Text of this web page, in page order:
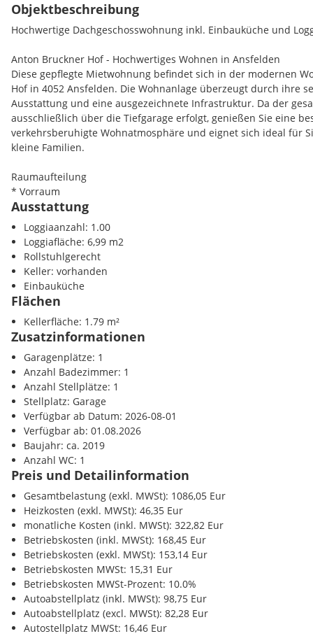
Objektbeschreibung
Hochwertige Dachgeschosswohnung inkl. Einbauküche und
Anton Bruckner Hof - Hochwertiges Wohnen in Ansfelden
Diese gepflegte Mietwohnung befindet sich in der modernen
Hof in 4052 Ansfelden. Die Wohnanlage überzeugt durch ihre
Ausstattung und eine ausgezeichnete Infrastruktur. Da der
ausschließlich über die Tiefgarage erfolgt, genießen Sie eine
verkehrsberuhigte Wohnatmosphäre und eignet sich ideal für
kleine Familien.
Raumaufteilung
* Vorraum
* Wohn-Essbereich
* Moderne HAKA-Einbauküche
* Schlafzimmer
* Badezimmer mit WC
* Abstellraum
* Loggia mit 6,99 m²
Zubehör
* Kellerabteil (ca. 1,79 m²)
* 1 Tiefgaragenabstellplatz
Ausstattung
* Moderne HAKA-Einbauküche
* Fußbodenheizung mit Kühlfunktion
* Hochwertiger Eichenparkettboden
* Feinsteinzeug in Küche, Bad und Vorraum
* Integrierte Raffstores
* Wohnraumlüftung
* Loggia
* Tiefgaragenabstellplatz
* Kellerabteil
Lage
Die Wohnung befindet sich in einer besonders ruhigen
Ansfelden, unweit des Anton-Bruckner-Centers. Großzügige
verkehrsfreier Innenhof sorgen für ein entspanntes
Ärzte, Schulen sowie öffentliche Verkehrsmittel sind bequem
Wels und Steyr erreichen Sie in nur etwa 10 bis 20 Minuten.
Ausstattung
Loggiaanzahl: 1.00
Loggiafläche: 6,99 m2
Rollstuhlgerecht
Keller: vorhanden
Einbauküche
Flächen
Kellerfläche: 1.79 m²
Zusatzinformationen
Garagenplätze: 1
Anzahl Badezimmer: 1
Anzahl Stellplätze: 1
Stellplatz: Garage
Verfügbar ab Datum: 2026-08-01
Verfügbar ab: 01.08.2026
Baujahr: ca. 2019
Anzahl WC: 1
Preis und Detailinformation
Gesamtbelastung (exkl. MWSt): 1086,05 Eur
Heizkosten (exkl. MWSt): 46,35 Eur
monatliche Kosten (inkl. MWSt): 322,82 Eur
Betriebskosten (inkl. MWSt): 168,45 Eur
Betriebskosten (exkl. MWSt): 153,14 Eur
Betriebskosten MWSt: 15,31 Eur
Betriebskosten MWSt-Prozent: 10.0%
Autoabstellplatz (inkl. MWSt): 98,75 Eur
Autoabstellplatz (excl. MWSt): 82,28 Eur
Autostellplatz MWSt: 16,46 Eur